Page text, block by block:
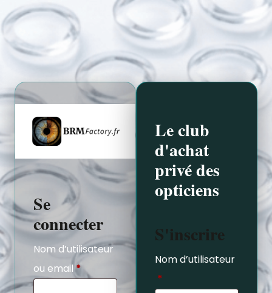
Se
connecter
Nom d’utilisateur
ou email*
Le club
d'achat
privé des
opticiens
S'inscrire
Nom d’utilisateur
*